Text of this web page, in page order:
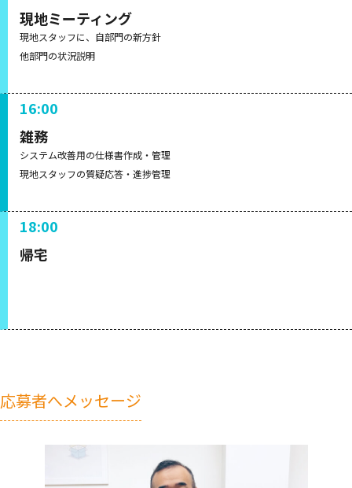
現地ミーティング
現地スタッフに、自部門の新方針
他部門の状況説明
16:00
雑務
システム改善用の仕様書作成・管理
現地スタッフの質疑応答・進捗管理
18:00
帰宅
応募者へメッセージ